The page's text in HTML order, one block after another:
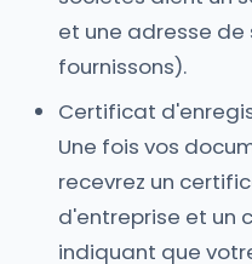
et une adresse
fournissons).
Certificat
Une fois vos
recevrez un
d'entreprise et un
indiquant que